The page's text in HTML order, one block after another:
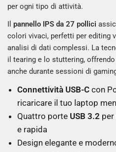
per ogni tipo di attività.
Ilpannello IPS da 27 pollici
colori vivaci, perfetti per editing
analisi di dati complessi. La
il tearing e lo stuttering,
anche durante sessioni di
Connettività USB-C con
ricaricare il tuo laptop
Quattro porte USB 3.2
e rapida
Design elegante e